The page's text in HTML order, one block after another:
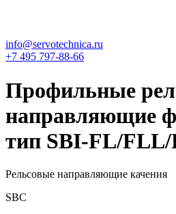
info@servotechnica.ru
+7 495 797-88-66
Профильные
направляющие
тип SBI-FL/FLL/
Рельсовые направляющие качения
SBC